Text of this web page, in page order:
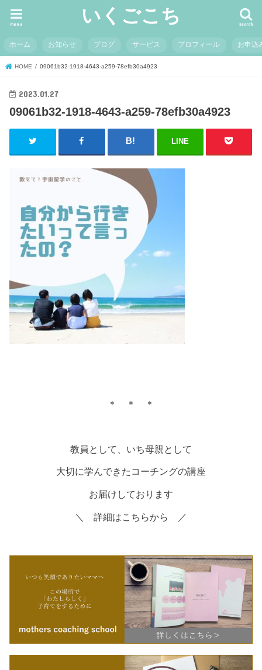
いくごこち search
menu
ホーム お知らせ ブログ サービス プロフィール お申込
HOME 09061b32-1918-4643-a259-78efb30a4923
2023.01.27
09061b32-1918-4643-a259-78efb30a4923
LINE
＊ ＊ ＊
教員として、いち母親として
大切に学んできたコーチングの講座
お届けしております
＼ 詳細はこちらから ／